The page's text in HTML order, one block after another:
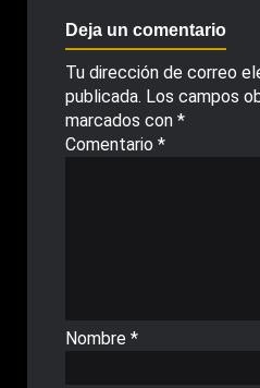
Deja un comentario
Tu dirección de correo
publicada. Los campos
marcados con *
Comentario *
Nombre *